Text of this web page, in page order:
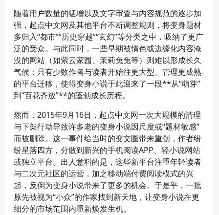
随着用户数量的猛增以及文字审查与内容规范的逐步加
强，起点中文网及其他平台不断调整规则，将变身题材
多归入“都市”“历史穿越”“玄幻”等分类之中，吸纳了更广
泛的受众。与此同时，一些早期被情色或边缘化内容淹
没的网站（如紫云家园、茉莉兔兔等）则难以形成长久
气候；只有少数作者与读者开始往更大型、管理更成熟
的平台迁移，使得变身小说于此迎来了一段**从“萌芽”
到“百花齐放”**的蓬勃成长历程。
然而，2015年9月16日，起点中文网一次大规模的清理
与下架行动导致许多老的变身小说因尺度或“题材敏感”
而被删除。这一事件给当时的变文圈带来重创，作者纷
纷星落四方，分散到新兴的手机阅读APP、轻小说网站
或独立平台。出人意料的是，这些新平台注重年轻读者
与二次元社区的运营，加之移动端付费阅读模式的兴
起，反倒为变身小说带来了更多的机会。于是乎，一批
原先被视为“小众”的作家找到新天地，让变身小说在更
细分的市场范围内重新焕发生机。